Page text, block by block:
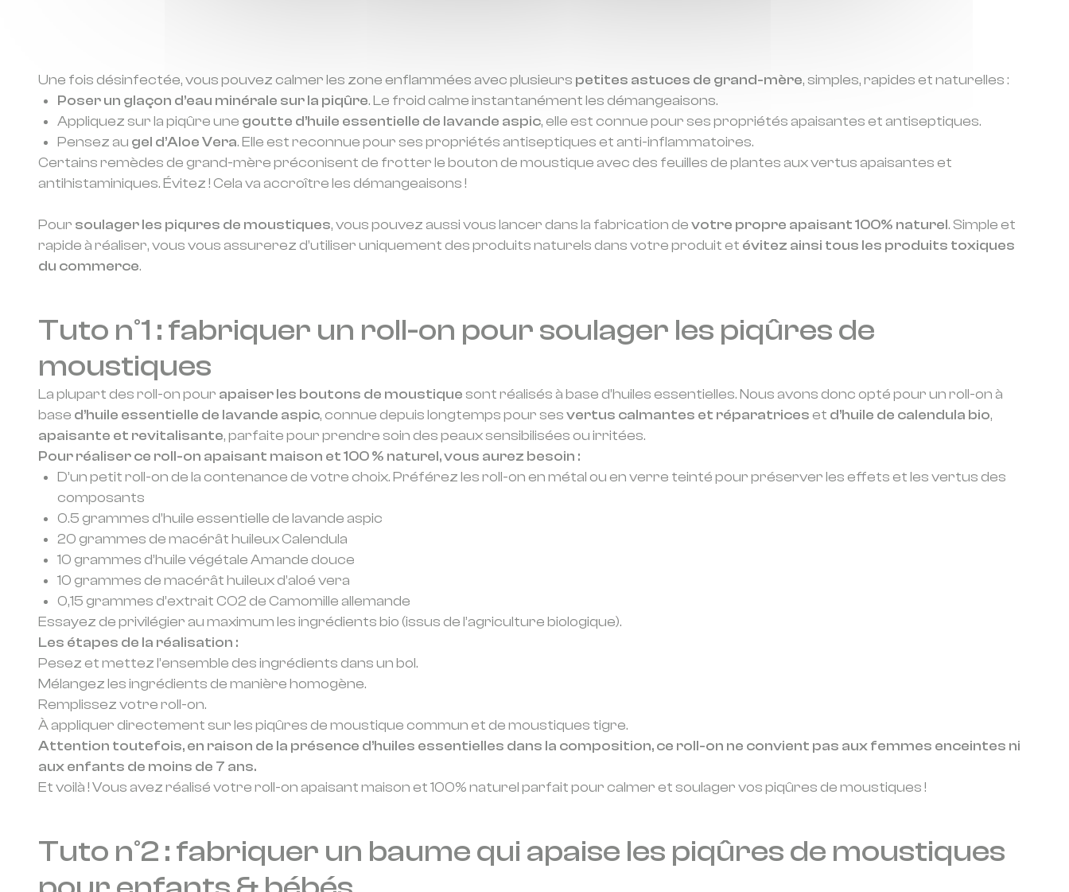
Une fois désinfectée, vous pouvez calmer les zone enflammées avec plusieurs petites astuces de grand-mère, simples, rapides et naturelles :
Poser un glaçon d’eau minérale sur la piqûre. Le froid calme instantanément les démangeaisons.
Appliquez sur la piqûre une goutte d’huile essentielle de lavande aspic, elle est connue pour ses propriétés apaisantes et antiseptiques.
Pensez au gel d’Aloe Vera. Elle est reconnue pour ses propriétés antiseptiques et anti-inflammatoires.
Certains remèdes de grand-mère préconisent de frotter le bouton de moustique avec des feuilles de plantes aux vertus apaisantes et
antihistaminiques. Évitez ! Cela va accroître les démangeaisons !
Pour soulager les piqures de moustiques, vous pouvez aussi vous lancer dans la fabrication devotre propre apaisant 100% naturel. Simple et
rapide à réaliser, vous vous assurerez d’utiliser uniquement des produits naturels dans votre produit et évitez ainsi tous les produits toxiques
du commerce.
Tuto n°1 : fabriquer un roll-on pour soulager les piqûres de
moustiques
La plupart des roll-on pour apaiser les boutons de moustique sont réalisés à base d’huiles essentielles. Nous avons donc opté pour un roll-on à
base d’huile essentielle de lavande aspic, connue depuis longtemps pour sesvertus calmantes et réparatriceset d’huile de calendula bio,
apaisante et revitalisante, parfaite pour prendre soin des peaux sensibilisées ou irritées.
Pour réaliser ce roll-on apaisant maison et 100 % naturel, vous aurez besoin :
D’un petit roll-on de la contenance de votre choix. Préférez les roll-on en métal ou en verre teinté pour préserver les effets et les vertus des
composants
0.5 grammes d’huile essentielle de lavande aspic
20 grammes de macérât huileux Calendula
10 grammes d’huile végétale Amande douce
10 grammes de macérât huileux d’aloé vera
0,15 grammes d’extrait CO2 de Camomille allemande
Essayez de privilégier au maximum les ingrédients bio (issus de l’agriculture biologique).
Les étapes de la réalisation :
Pesez et mettez l’ensemble des ingrédients dans un bol.
Mélangez les ingrédients de manière homogène.
Remplissez votre roll-on.
À appliquer directement sur les piqûres de moustique commun et de moustiques tigre.
Attention toutefois, en raison de la présence d’huiles essentielles dans la composition, ce roll-on ne convient pas aux femmes enceintes ni
aux enfants de moins de 7 ans.
Et voilà ! Vous avez réalisé votre roll-on apaisant maison et 100% naturel parfait pour calmer et soulager vos piqûres de moustiques !
Tuto n°2 : fabriquer un baume qui apaise les piqûres de moustiques